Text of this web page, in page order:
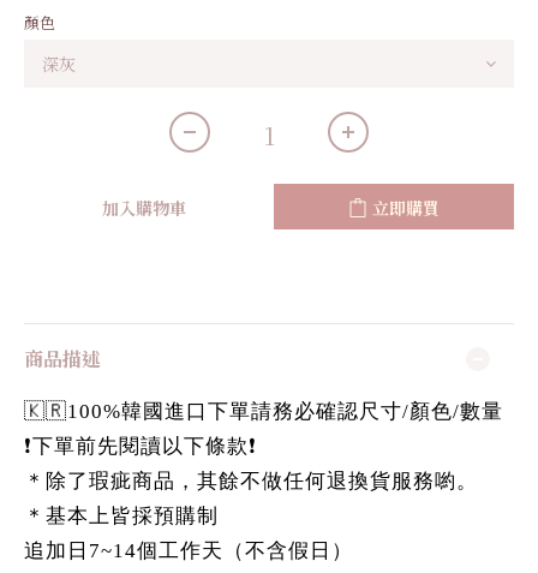
顏色
加入購物車 立即購買
商品描述
🇰🇷100%韓國進口下單請務必確認尺寸/顏色/數量
❗️下單前先閱讀以下條款❗️
＊除了瑕疵商品，其餘不做任何退換貨服務喲。
＊基本上皆採預購制
追加日7~14個工作天（不含假日）